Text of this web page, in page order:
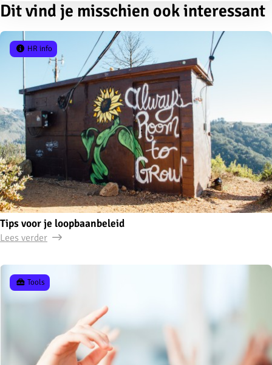
Dit vind je misschien ook interessant
Tips voor je loopbaanbeleid
HR info
Lees verder
Tools